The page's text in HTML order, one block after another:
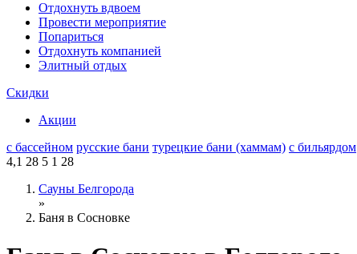
Отдохнуть вдвоем
Провести мероприятие
Попариться
Отдохнуть компанией
Элитный отдых
Скидки
Акции
с бассейном русские бани турецкие бани (хаммам) с бильярдом
4,1 28 5 1 28
Сауны Белгорода
»
Баня в Сосновке